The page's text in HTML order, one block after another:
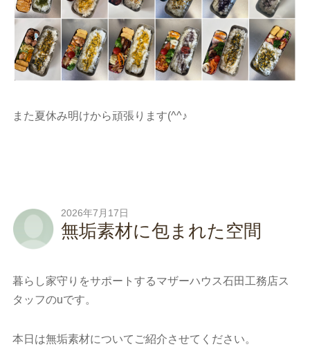
また夏休み明けから頑張ります(^^♪
2026年7月17日
無垢素材に包まれた空間
暮らし家守りをサポートするマザーハウス石田工務店ス
タッフのuです。
本日は無垢素材についてご紹介させてください。